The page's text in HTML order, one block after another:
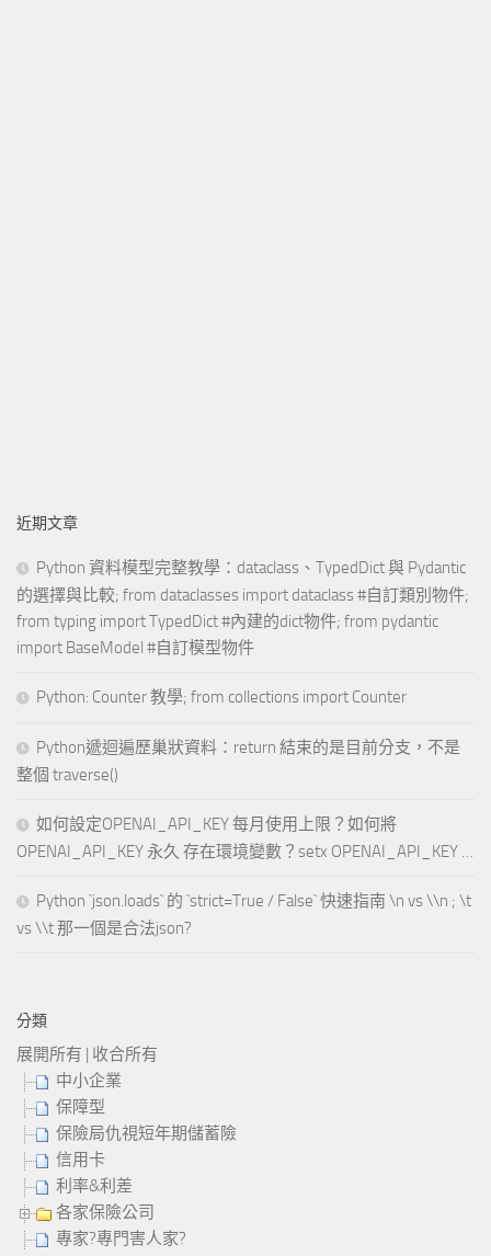
近期文章
Python 資料模型完整教學：dataclass、TypedDict 與 Pydantic
的選擇與比較; from dataclasses import dataclass #自訂類別物件;
from typing import TypedDict #內建的dict物件; from pydantic
import BaseModel #自訂模型物件
Python: Counter 教學; from collections import Counter
Python遞迴遍歷巢狀資料：return 結束的是目前分支，不是
整個 traverse()
如何設定OPENAI_API_KEY 每月使用上限？如何將
OPENAI_API_KEY 永久 存在環境變數？setx OPENAI_API_KEY …
Python `json.loads` 的 `strict=True / False` 快速指南 \n vs \\n ; \t
vs \\t 那一個是合法json?
分類
展開所有
收合所有
中小企業
保障型
保險局仇視短年期儲蓄險
信用卡
利率&利差
各家保險公司
專家?專門害人家?